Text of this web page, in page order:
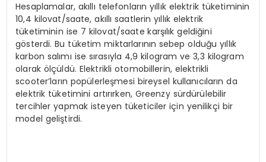
Hesaplamalar, akıllı telefonların yıllık elektrik tüketiminin
10,4 kilovat/saate, akıllı saatlerin yıllık elektrik
tüketiminin ise 7 kilovat/saate karşılık geldiğini
gösterdi. Bu tüketim miktarlarının sebep olduğu yıllık
karbon salımı ise sırasıyla 4,9 kilogram ve 3,3 kilogram
olarak ölçüldü. Elektrikli otomobillerin, elektrikli
scooter’ların popülerleşmesi bireysel kullanıcıların da
elektrik tüketimini artırırken, Greenzy sürdürülebilir
tercihler yapmak isteyen tüketiciler için yenilikçi bir
model geliştirdi.